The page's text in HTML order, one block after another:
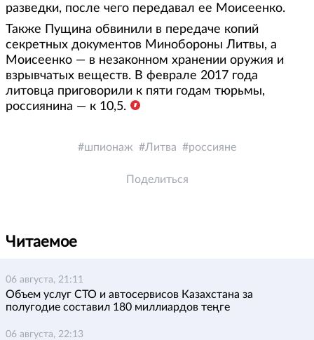
разведки, после чего передавал ее Моисеенко.
Также Пущина обвинили в передаче копий
секретных документов Минобороны Литвы, а
Моисеенко — в незаконном хранении оружия и
взрывчатых веществ. В феврале 2017 года
литовца приговорили к пяти годам тюрьмы,
россиянина — к 10,5.
шпионаж Литва россияне
Поделиться
Читаемое
06 августа, 21:11
Объем услуг СТО и автосервисов Казахстана за
полугодие составил 180 миллиардов теңге
06 августа, 22:13